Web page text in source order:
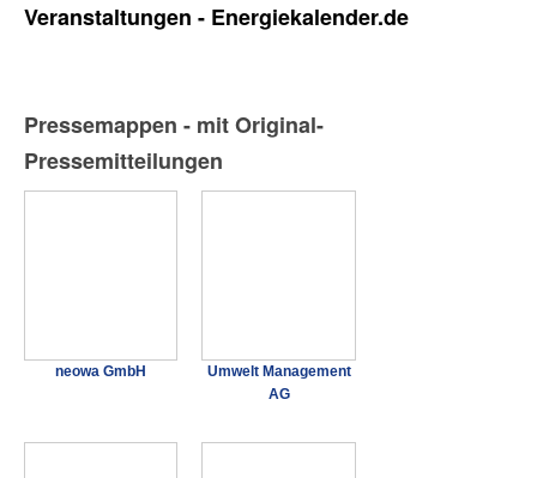
Veranstaltungen - Energiekalender.de
Pressemappen - mit Original-
Pressemitteilungen
neowa GmbH
Umwelt Management
AG